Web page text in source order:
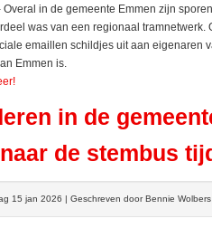
Overal in de gemeente Emmen zijn
was van een regionaal tramnetwerk.
emaillen schildjes uit aan eigenaren
Emmen is.
in de
de stembus
15 jan 2026 | Geschreven door Bennie Wolbers